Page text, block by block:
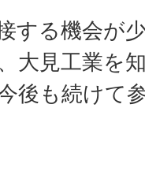
する機会が
大見工業を
後も続けて